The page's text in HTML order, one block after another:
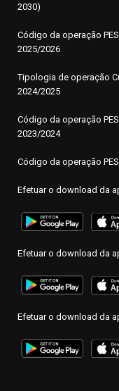
2030)
Código da operação P
2025/2026
Tipologia de operação
2024/2025
Código da operação
2023/2024
Código da operação
Efetuar o download da
Efetuar o download da
Efetuar o download da